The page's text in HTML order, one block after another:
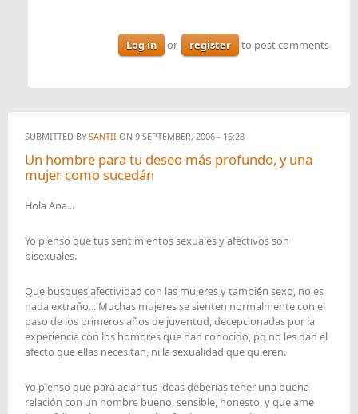
Log in or register to post comments
SUBMITTED BY SANTII ON 9 SEPTEMBER, 2006 - 16:28
Un hombre para tu deseo más profundo, y una
mujer como sucedán
Hola Ana...
Yo pienso que tus sentimientos sexuales y afectivos son
bisexuales.
Que busques afectividad con las mujeres y también sexo, no es
nada extraño... Muchas mujeres se sienten normalmente con el
paso de los primeros años de juventud, decepcionadas por la
experiencia con los hombres que han conocido, pq no les dan el
afecto que ellas necesitan, ni la sexualidad que quieren.
Yo pienso que para aclar tus ideas deberías tener una buena
relación con un hombre bueno, sensible, honesto, y que ame